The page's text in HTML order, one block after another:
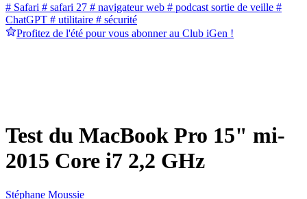
# Safari # safari 27 # navigateur web # podcast sortie de veille #
ChatGPT # utilitaire # sécurité
Profitez de l'été pour vous abonner au Club iGen !
Test du MacBook Pro 15" mi-
2015 Core i7 2,2 GHz
Stéphane Moussie